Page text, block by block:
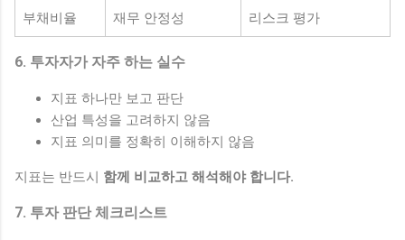
부채비율 재무 안정성 리스크 평가
6. 투자자가 자주 하는 실수
지표 하나만 보고 판단
산업 특성을 고려하지 않음
지표 의미를 정확히 이해하지 않음
지표는 반드시 함께 비교하고 해석해야 합니다.
7. 투자 판단 체크리스트